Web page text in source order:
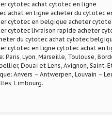
cytotec achat cytotec en ligne
achat en ligne acheter du cytotec
cytotec en belgique acheter
cytotec livraison rapide acheter
du cytotec achat cytotec
cytotec en ligne cytotec achat en
Paris, Lyon, Marseille, Toulouse,
Douai et Lens, Avignon, Saint-
Anvers – Antwerpen, Louvain –
Limbourg.